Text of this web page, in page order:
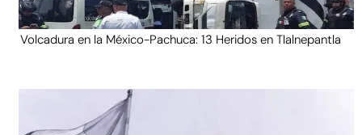
Volcadura en la México-Pachuca: 13 Heridos en Tlalnepantla